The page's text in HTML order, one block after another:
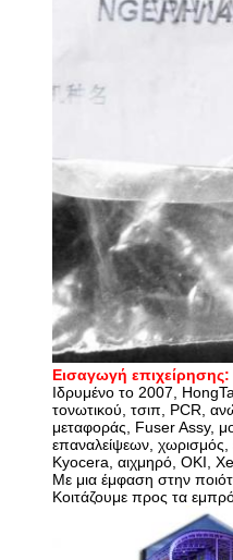
Εισαγωγή επιχείρησης:
Ιδρυμένο το 2007,
τονωτικού, τσιπ, PCR,
μεταφοράς, Fuser Assy,
επαναλείψεων, χωρισμός,
Kyocera, αιχμηρό, OKI,
Με μια έμφαση στην
Κοιτάζουμε προς τα